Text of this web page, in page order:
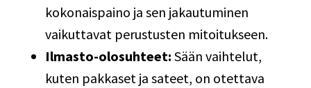
kokonaispaino ja sen jakautuminen
vaikuttavat perustusten mitoitukseen.
Ilmasto-olosuhteet: Sään vaihtelut,
kuten pakkaset ja sateet, on otettava